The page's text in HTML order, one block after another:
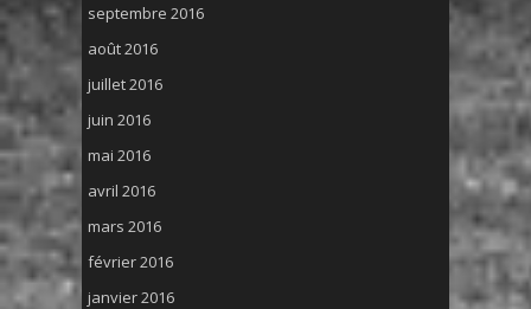
septembre 2016
août 2016
juillet 2016
juin 2016
mai 2016
avril 2016
mars 2016
février 2016
janvier 2016